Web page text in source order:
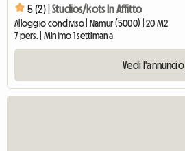
5 (2) | Studios/kots In Affitto
Alloggio condiviso | Namur (5000) | 20 M2
7 pers. | Minimo 1 settimana
Vedi l'annuncio